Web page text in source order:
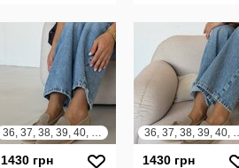
36, 37, 38, 39, 40, 41, 42
1430 грн
36, 37,
1430 грн